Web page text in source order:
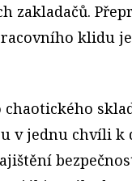
zakladačů.
klidu
v jednu chvíli k